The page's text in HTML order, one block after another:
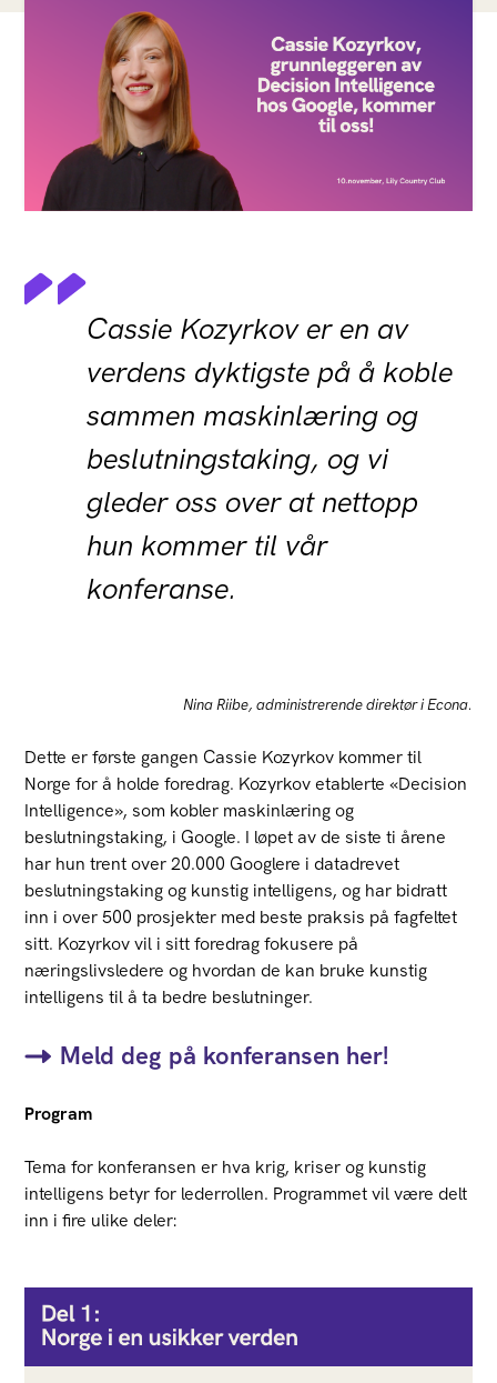
Cassie Kozyrkov er en av
verdens dyktigste på å koble
sammen maskinlæring og
beslutningstaking, og vi
gleder oss over at nettopp
hun kommer til vår
konferanse.
Nina Riibe, administrerende direktør i Econa.
Dette er første gangen Cassie Kozyrkov kommer til
Norge for å holde foredrag. Kozyrkov etablerte «Decision
Intelligence», som kobler maskinlæring og
beslutningstaking, i Google. I løpet av de siste ti årene
har hun trent over 20.000 Googlere i datadrevet
beslutningstaking og kunstig intelligens, og har bidratt
inn i over 500 prosjekter med beste praksis på fagfeltet
sitt. Kozyrkov vil i sitt foredrag fokusere på
næringslivsledere og hvordan de kan bruke kunstig
intelligens til å ta bedre beslutninger.
Meld deg på konferansen her!
Program
Tema for konferansen er hva krig, kriser og kunstig
intelligens betyr for lederrollen. Programmet vil være delt
inn i fire ulike deler: